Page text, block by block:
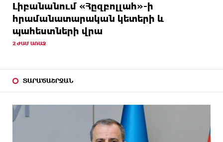
Լիբանանում «Հըզբոլլահ»-ի
հրամանատարական կետերի և
պահեստների վրա
2 ԺԱՄ ԱՌԱՋ
ՏԱՐԱԾԱՇՐՋԱՆ